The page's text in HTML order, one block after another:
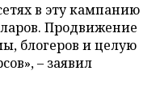
в эту кампанию
Продвижение
блогеров и целую
– заявил